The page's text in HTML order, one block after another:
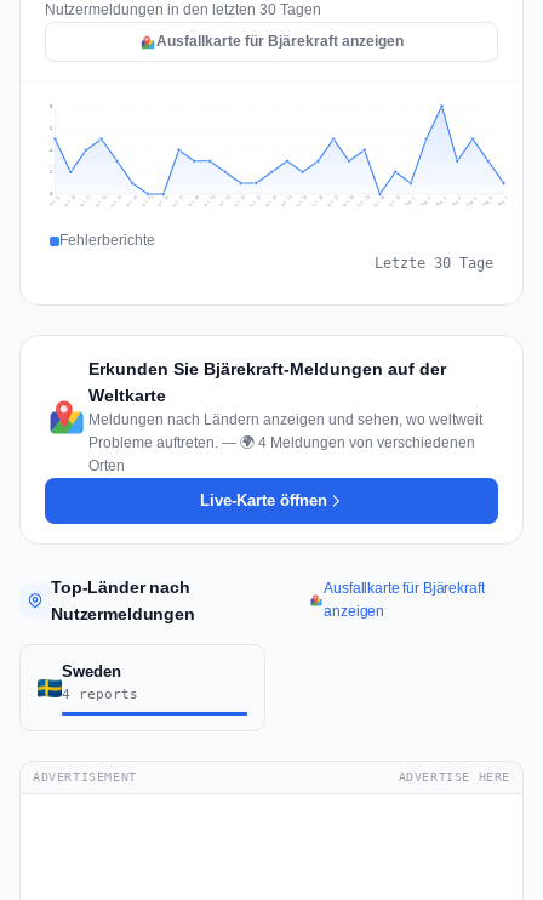
Nutzermeldungen in den letzten 30 Tagen
Ausfallkarte für Bjärekraft anzeigen
2
4
6
8
Jul 9 Jul 10 Jul 11 Jul 12 Jul 13 Jul 14 Jul 15 Jul 16 Jul 17 Jul 18 Jul 19 Jul 20 Jul 21 Jul 22 Jul 23 Jul 24 Jul 25 Jul 26 Jul 27 Jul 28 Jul 29 Jul 30 Jul 31 Aug 1 Aug 2 Aug 3 Aug 4 Aug 5 Aug 6 Aug 7
Fehlerberichte
Letzte 30 Tage
Erkunden Sie Bjärekraft-Meldungen auf der
Weltkarte
Meldungen nach Ländern anzeigen und sehen, wo weltweit
Probleme auftreten. — 🌍 4 Meldungen von verschiedenen
Orten
Live-Karte öffnen
Top-Länder nach
Nutzermeldungen
Ausfallkarte für Bjärekraft
anzeigen
Sweden
4 reports
ADVERTISEMENT ADVERTISE HERE